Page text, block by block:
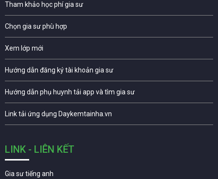
Tham khảo học phí gia sư
Chọn gia sư phù hợp
Xem lớp mới
Hướng dẫn đăng ký tài khoản gia sư
Hướng dẫn phụ huynh tải app và tìm gia sư
Link tải ứng dụng Daykemtainha.vn
LINK - LIÊN KẾT
Gia sư tiếng anh